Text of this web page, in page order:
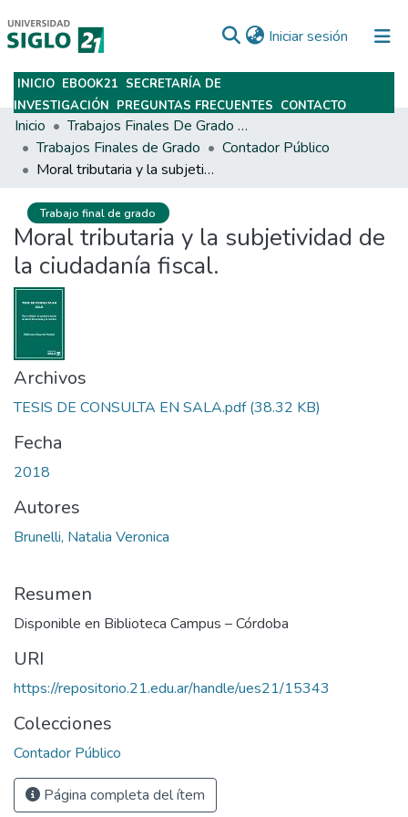
Iniciar sesión (current)
Subir
INICIO EBOOK21 SECRETARÍA DE
INVESTIGACIÓN PREGUNTAS FRECUENTES CONTACTO
Inicio
Trabajos Finales De Grado Y Posgrado
Trabajos Finales de Grado
Contador Público
Moral tributaria y la subjetividad de la ciudadanía fiscal.
Trabajo final de grado
Moral tributaria y la subjetividad de
la ciudadanía fiscal.
Archivos
TESIS DE CONSULTA EN SALA.pdf(38.32 KB)
Fecha
2018
Autores
Brunelli, Natalia Veronica
Resumen
Disponible en Biblioteca Campus – Córdoba
URI
https://repositorio.21.edu.ar/handle/ues21/15343
Colecciones
Contador Público
Página completa del ítem